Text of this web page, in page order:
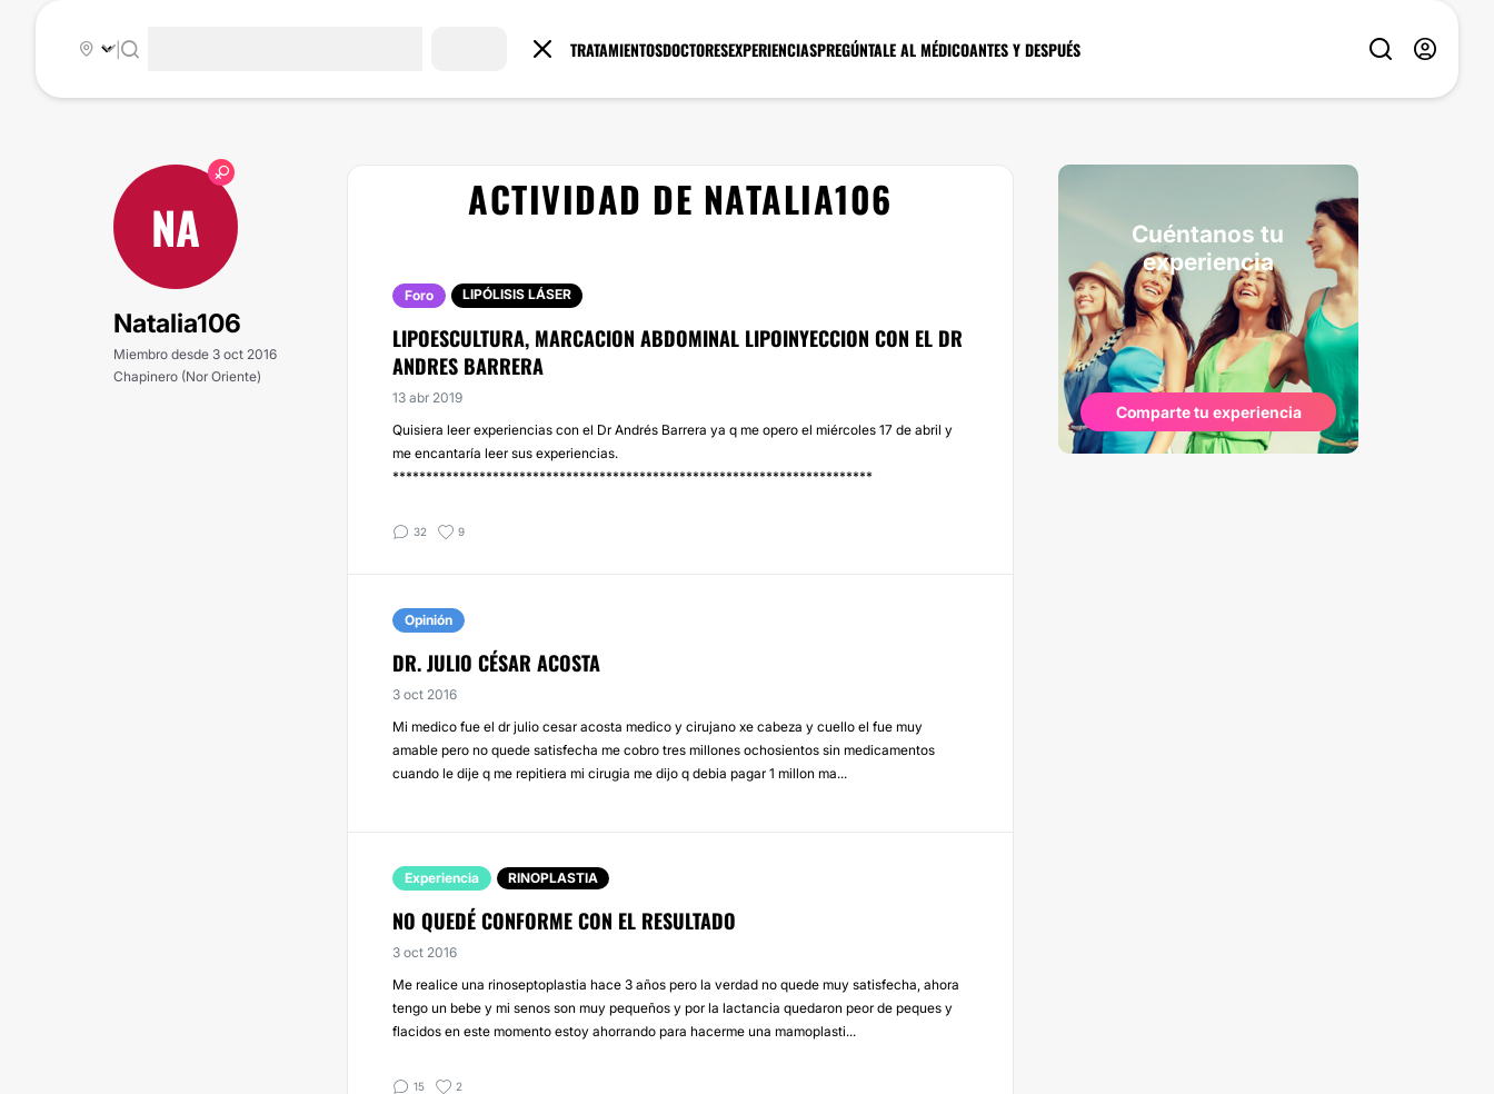
TRATAMIENTOSDOCTORESEXPERIENCIASPREGÚNTALE AL MÉDICOANTES Y DESPUÉS
|
NA
Natalia106
Miembro desde 3 oct 2016
Chapinero (Nor Oriente)
ACTIVIDAD DE NATALIA106
Foro LIPÓLISIS LÁSER
LIPOESCULTURA, MARCACION ABDOMINAL LIPOINYECCION CON EL DR
ANDRES BARRERA
13 abr 2019
Quisiera leer experiencias con el Dr Andrés Barrera ya q me opero el miércoles 17 de abril y
me encantaría leer sus experiencias.
************************************************************************
32 9
Opinión
DR. JULIO CÉSAR ACOSTA
3 oct 2016
Mi medico fue el dr julio cesar acosta medico y cirujano xe cabeza y cuello el fue muy
amable pero no quede satisfecha me cobro tres millones ochosientos sin medicamentos
cuando le dije q me repitiera mi cirugia me dijo q debia pagar 1 millon ma...
Experiencia RINOPLASTIA
NO QUEDÉ CONFORME CON EL RESULTADO
3 oct 2016
Me realice una rinoseptoplastia hace 3 años pero la verdad no quede muy satisfecha, ahora
tengo un bebe y mi senos son muy pequeños y por la lactancia quedaron peor de peques y
flacidos en este momento estoy ahorrando para hacerme una mamoplasti...
15 2
Cuéntanos tu
experiencia
Comparte tu experiencia